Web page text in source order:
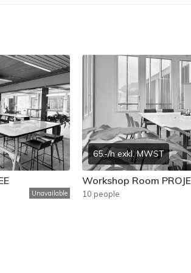
Unavailable
65.-/h exkl. MWST
Workshop Room
10 people